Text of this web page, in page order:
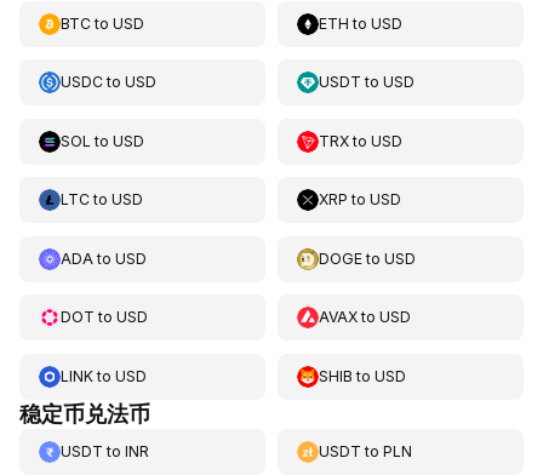
BTCto USD ETH toUSD
USDCto USD USDT toUSD
SOL to USD TRXtoUSD
LTCto USD XRP toUSD
ADA to USD DOGEtoUSD
DOT to USD AVAXtoUSD
LINKto USD SHIB toUSD
稳定币兑法币
USDT to INR USDT toPLN